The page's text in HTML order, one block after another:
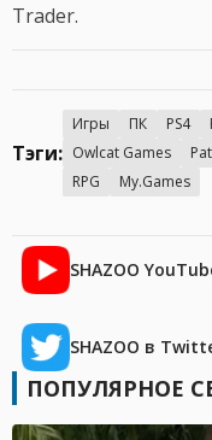
Trader.
Тэги:
Игры ПК PS4
Owlcat Games
RPG
My.Games
SHAZOO
SHAZOO в
ПОПУЛЯРНОЕ